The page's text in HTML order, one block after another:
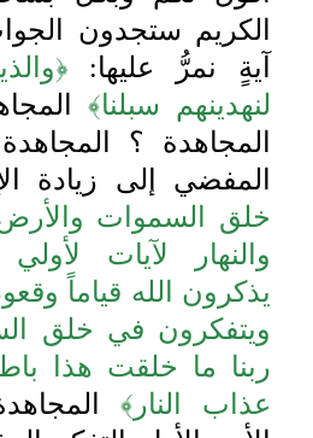
الكريم ستجدون
آيةٍ نمرُّ عليها:
لنهدينهم سبلنا﴾
المجاهدة ؟
المفضي إلى زيادة
خلق السموات والأرض
والنهار لآيات لأولي
يذكرون الله قياماً
ويتفكرون في خلق
ربنا ما خلقت هذا
عذاب النار﴾